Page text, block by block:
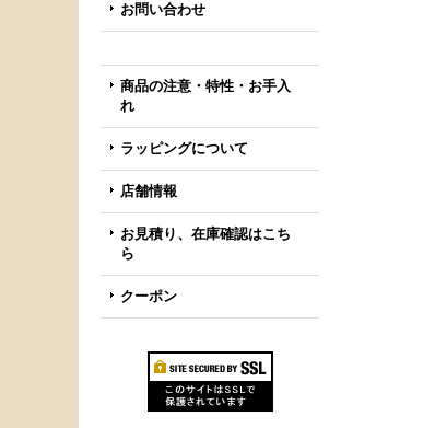
お問い合わせ
商品の注意・特性・お手入
れ
ラッピングについて
店舗情報
お見積り、在庫確認はこち
ら
クーポン